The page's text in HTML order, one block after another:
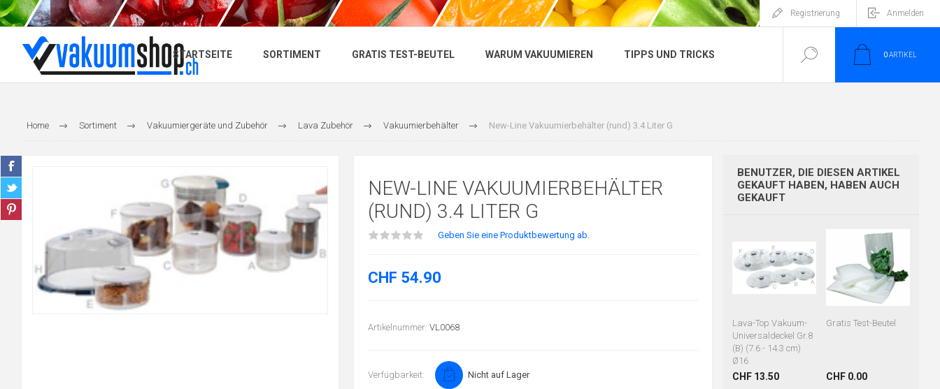
Registrierung Anmelden
STARTSEITE SORTIMENT GRATIS TEST-BEUTEL WARUM VAKUUMIEREN TIPPS UND TRICKS 0ARTIKEL
Home Sortiment Vakuumiergeräte und Zubehör Lava Zubehör Vakuumierbehälter New-Line Vakuumierbehälter (rund) 3.4 Liter G
NEW-LINE VAKUUMIERBEHÄLTER
(RUND) 3.4 LITER G
Geben Sie eine Produktbewertung ab.
CHF 54.90
Artikelnummer: VL0068
Verfügbarkeit: Nicht auf Lager
BENUTZER, DIE DIESEN ARTIKEL
GEKAUFT HABEN, HABEN AUCH
GEKAUFT
Lava-Top Vakuum-
Universaldeckel Gr.8
(B) (7.6 - 14.3 cm)
Ø16
CHF 13.50
Gratis Test-Beutel
CHF 0.00